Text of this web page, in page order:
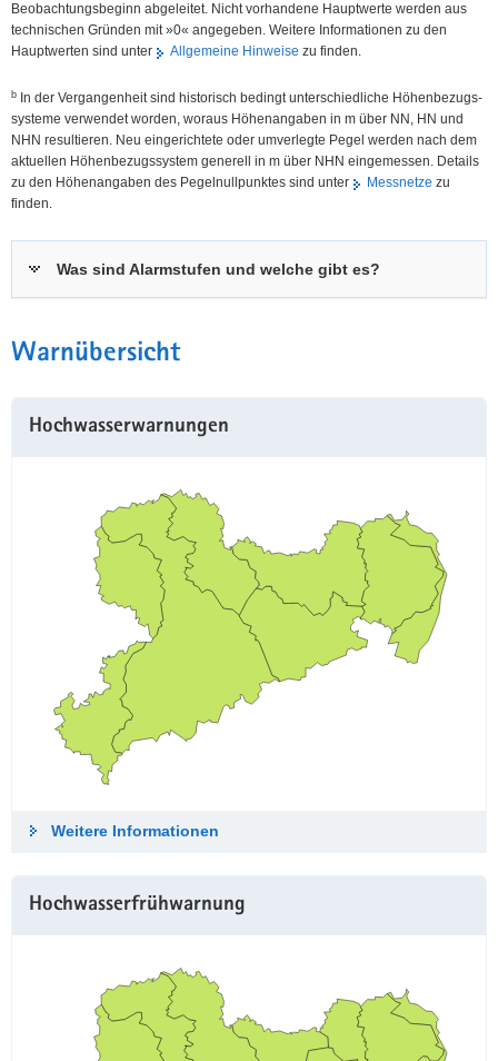
Beobachtungsbeginn abgeleitet. Nicht vorhandene Hauptwerte werden aus
technischen Gründen mit »0« angegeben. Weitere Informationen zu den
Hauptwerten sind unter
Allgemeine Hinweise zu finden.
b In der Vergangenheit sind historisch bedingt unterschiedliche Höhen­bezugs­
systeme verwendet worden, woraus Höhen­angaben in m über NN, HN und
NHN resultieren. Neu eingerichtete oder umverlegte Pegel werden nach dem
aktuellen Höhen­bezugs­system generell in m über NHN eingemessen. Details
zu den Höhenangaben des Pegel­nullpunktes sind unter
Messnetze zu
finden.
Was sind Alarmstufen und welche gibt es?
Warnübersicht
Hochwasserwarnungen
Weitere Informationen
Hochwasserfrühwarnung